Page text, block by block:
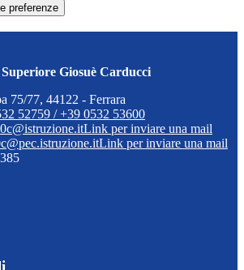
preferenze
Giosuè Carducci
75/77, 44122 - Ferrara
52759 / +39 0532 53600
Link per inviare una mail
Link per inviare una mail